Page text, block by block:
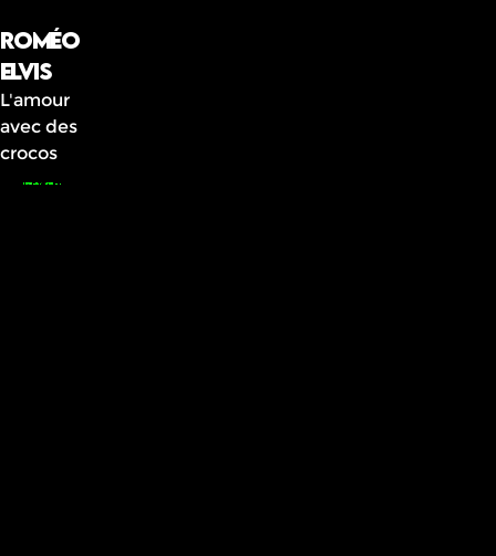
Roméo
Elvis
L'amour
avec des
crocos